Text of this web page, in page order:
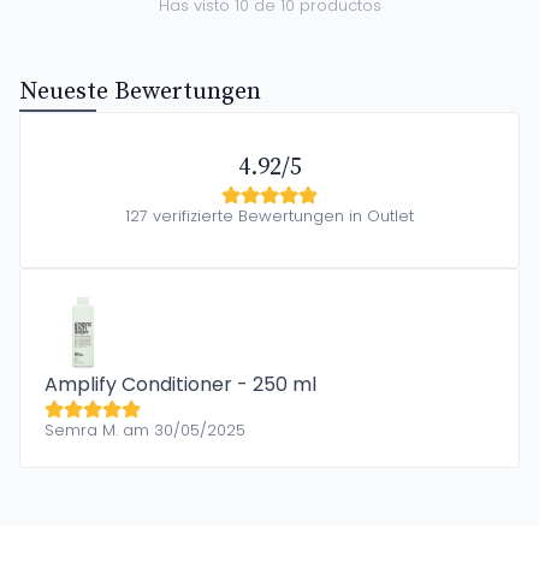
Has visto 10 de 10 productos
Neueste Bewertungen
4.92/5
127 verifizierte Bewertungen in Outlet
Amplify Conditioner - 250 ml
Semra M. am 30/05/2025